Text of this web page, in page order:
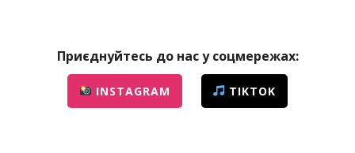
Приєднуйтесь до нас у соцмережах:
INSTAGRAM TIKTOK